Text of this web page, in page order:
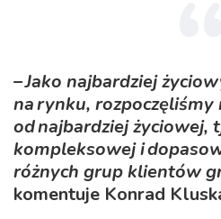
– Jako najbardziej
na rynku,
od najbardziej życiowej,
kompleksowej i
różnych grup klientów
komentuje Konrad